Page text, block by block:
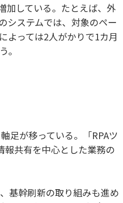
加している。たとえば、外
システムでは、対象のペー
よっては2人がかりで1カ月
。
足が移っている。「RPAツ
共有を中心とした業務の
基幹刷新の取り組みも進め